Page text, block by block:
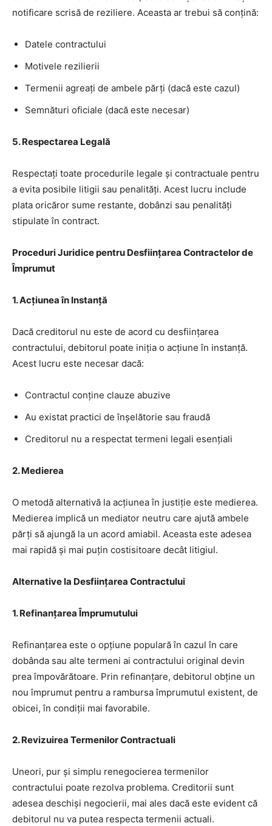
notificare scrisă de reziliere. Aceasta ar trebui să conțină:
Datele contractului
Motivele rezilierii
Termenii agreați de ambele părți (dacă este cazul)
Semnături oficiale (dacă este necesar)
5. Respectarea Legală
Respectați toate procedurile legale și contractuale pentru
a evita posibile litigii sau penalități. Acest lucru include
plata oricăror sume restante, dobânzi sau penalități
stipulate în contract.
Proceduri Juridice pentru Desființarea Contractelor de
Împrumut
1. Acțiunea în Instanță
Dacă creditorul nu este de acord cu desființarea
contractului, debitorul poate iniția o acțiune în instanță.
Acest lucru este necesar dacă:
Contractul conține clauze abuzive
Au existat practici de înșelătorie sau fraudă
Creditorul nu a respectat termeni legali esențiali
2. Medierea
O metodă alternativă la acțiunea în justiție este medierea.
Medierea implică un mediator neutru care ajută ambele
părți să ajungă la un acord amiabil. Aceasta este adesea
mai rapidă și mai puțin costisitoare decât litigiul.
Alternative la Desființarea Contractului
1. Refinanțarea Împrumutului
Refinanțarea este o opțiune populară în cazul în care
dobânda sau alte termeni ai contractului original devin
prea împovărătoare. Prin refinanțare, debitorul obține un
nou împrumut pentru a rambursa împrumutul existent, de
obicei, în condiții mai favorabile.
2. Revizuirea Termenilor Contractuali
Uneori, pur și simplu renegocierea termenilor
contractului poate rezolva problema. Creditorii sunt
adesea deschiși negocierii, mai ales dacă este evident că
debitorul nu va putea respecta termenii actuali.